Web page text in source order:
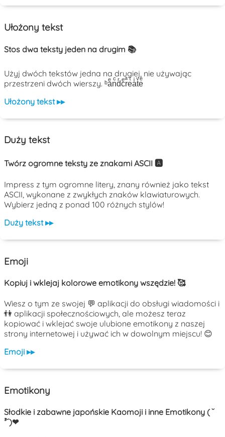
Ułożony tekst
Stos dwa teksty jeden na drugim 📚
Użyj dwóch tekstów jedna na drugiej, nie używając
przestrzeni dwóch wierszy. ᵇaͤnͨdͬcͤrͣeͭaͥtͮeͤ
Ułożony tekst ▸▸
Duży tekst
Twórz ogromne teksty ze znakami ASCII 🅰️
Impress z tym ogromne litery, znany również jako tekst
ASCII, wykonane z zwykłych znaków klawiaturowych.
Wybierz jedną z ponad 100 różnych stylów!
Duży tekst ▸▸
Emoji
Kopiuj i wklejaj kolorowe emotikony wszędzie! 🥰
Wiesz o tym ze swojej 💬 aplikacji do obsługi wiadomości i
👫 aplikacji społecznościowych, ale możesz teraz
kopiować i wklejać swoje ulubione emotikony z naszej
strony internetowej i używać ich w dowolnym miejscu! 😊
Emoji ▸▸
Emotikony
Słodkie i zabawne japońskie Kaomoji i inne Emotikony ( ˘
³˘)❤